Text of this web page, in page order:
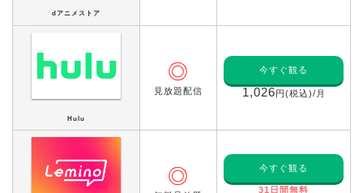
dアニメストア
Hulu
◎
見放題配信
今すぐ観る
1,026円(税込)/月
◎ 今すぐ観る
31日間無料